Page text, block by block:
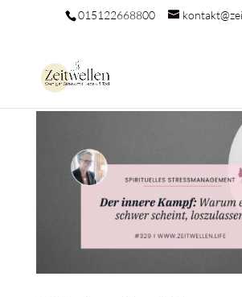
015122668800